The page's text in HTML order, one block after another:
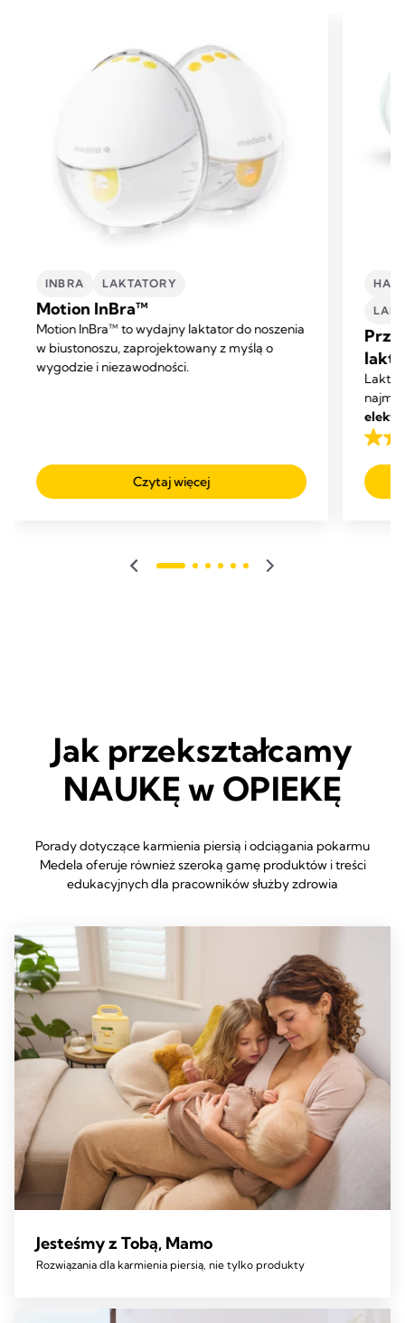
INBRA LAKTATORY
Motion InBra™
Motion InBra™ to wydajny laktator do noszenia
w biustonoszu, zaprojektowany z myślą o
wygodzie i niezawodności.
Czytaj więcej
4.1
na
5
Jak przekształcamy
NAUKĘ w OPIEKĘ
Porady dotyczące karmienia piersią i odciągania pokarmu
Medela oferuje również szeroką gamę produktów i treści
edukacyjnych dla pracowników służby zdrowia
Jesteśmy z Tobą, Mamo
Rozwiązania dla karmienia piersią, nie tylko produkty